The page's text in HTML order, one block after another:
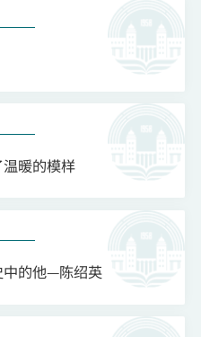
暖的模样
中的他—陈绍英